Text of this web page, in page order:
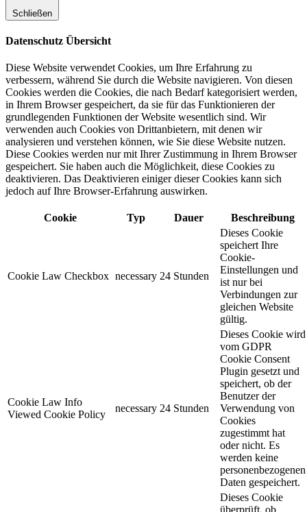
Schließen
Datenschutz Übersicht
Diese Website verwendet Cookies, um Ihre Erfahrung zu
verbessern, während Sie durch die Website navigieren. Von diesen
Cookies werden die Cookies, die nach Bedarf kategorisiert werden,
in Ihrem Browser gespeichert, da sie für das Funktionieren der
grundlegenden Funktionen der Website wesentlich sind. Wir
verwenden auch Cookies von Drittanbietern, mit denen wir
analysieren und verstehen können, wie Sie diese Website nutzen.
Diese Cookies werden nur mit Ihrer Zustimmung in Ihrem Browser
gespeichert. Sie haben auch die Möglichkeit, diese Cookies zu
deaktivieren. Das Deaktivieren einiger dieser Cookies kann sich
jedoch auf Ihre Browser-Erfahrung auswirken.
Cookie Typ Dauer Beschreibung
Cookie Law Checkbox necessary 24 Stunden
Dieses Cookie
speichert Ihre
Cookie-
Einstellungen und
ist nur bei
Verbindungen zur
gleichen Website
gültig.
Cookie Law Info
Viewed Cookie Policy
necessary 24 Stunden
Dieses Cookie wird
vom GDPR
Cookie Consent
Plugin gesetzt und
speichert, ob der
Benutzer der
Verwendung von
Cookies
zugestimmt hat
oder nicht. Es
werden keine
personenbezogenen
Daten gespeichert.
Dieses Cookie